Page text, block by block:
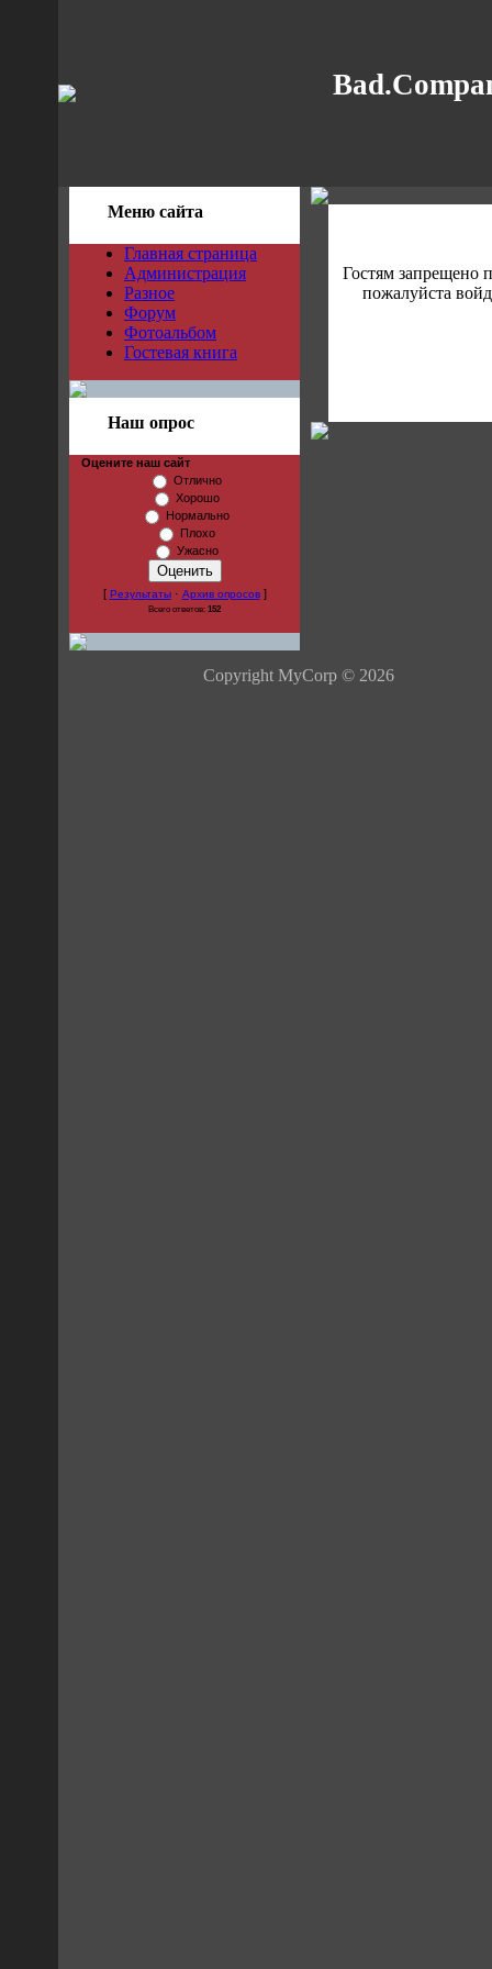
Меню сайта
Главная страница
Администрация
Разное
Форум
Фотоальбом
Гостевая книга
Наш опрос
Оцените наш сайт
Отлично
Хорошо
Нормально
Плохо
Ужасно
[ Результаты· Архив опросов]
Всего ответов: 152
Гостям запрещено
пожалуйста
Copyright MyCorp © 2026